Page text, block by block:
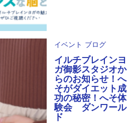
イベント ブログ
イルチブレインヨ
ガ御影スタジオか
らのお知らせ！へ
そがダイエット成
功の秘密！へそ体
験会 ダンワール
ド